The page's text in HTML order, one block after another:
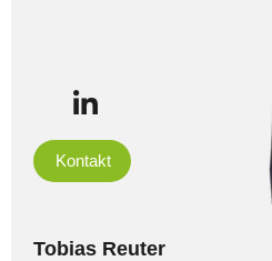
Kontakt
Tobias Reuter